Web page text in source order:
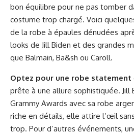
bon équilibre pour ne pas tomber
costume trop chargé. Voici
de la robe à épaules dénudées
looks de Jill Biden et des grandes
que Balmain, Ba&sh ou Caroll.
Optez pour une robe statement
prête à une allure sophistiquée. Jill
Grammy Awards avec sa robe
riche en détails, elle attire l’œil
trop. Pour d’autres événements,